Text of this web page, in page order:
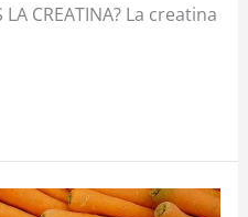
CREATINA? La creatina